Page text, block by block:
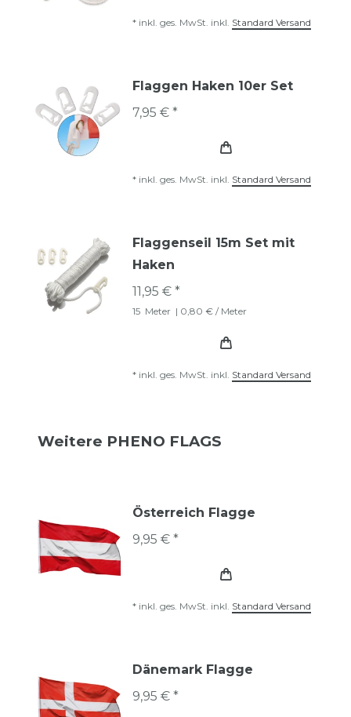
* inkl. ges. MwSt. inkl. Standard Versand
Flaggen Haken 10er Set
7,95 € *
* inkl. ges. MwSt. inkl. Standard Versand
Flaggenseil 15m Set mit
Haken
11,95 € *
15 Meter | 0,80 € / Meter
* inkl. ges. MwSt. inkl. Standard Versand
Weitere PHENO FLAGS
Österreich Flagge
9,95 € *
* inkl. ges. MwSt. inkl. Standard Versand
Dänemark Flagge
9,95 € *